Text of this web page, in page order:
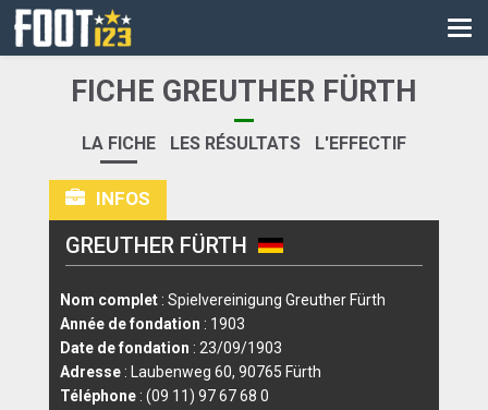
CM
LIGUE DES CHAMPIONS
PALMARÈS
LES DIRECTS
LIGUE 1
LIGUE 2
NATIONAL
FICHE GREUTHER FÜRTH
LA FICHE LES RÉSULTATS L'EFFECTIF
INFOS
GREUTHER FÜRTH
Nom complet : Spielvereinigung Greuther Fürth
Année de fondation : 1903
Date de fondation : 23/09/1903
Adresse : Laubenweg 60, 90765 Fürth
Téléphone : (09 11) 97 67 68 0